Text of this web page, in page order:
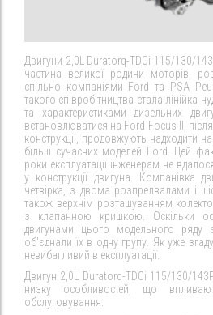
Двигуни 2,0L Duratorq-TDCi 115/130/
частина великої родини моторів,
спільно компаніями Ford та PSA
такого співробітництва стала лінійка
та характеристиками дизельних
встановлюватися на Ford Focus II,
конструкції, продовжують надходити
більш сучасних моделей Ford. Цей
роки експлуатації інженерам не
у конструкції двигуна. Компанівка
четвірка, з двома розпрелвалами і
також верхнім розташуванням
з клапанною кришкою. Оскільки
двигунами цього модельного
об'єднали їх в одну групу. Як уже
невибагливий в експлуатації.
Двигун 2,0L Duratorq-TDCi 115/130/
низку особливостей, що
обслуговування.